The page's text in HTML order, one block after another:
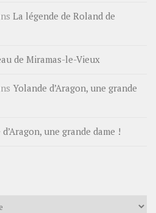
La légende de Roland de
de Miramas-le-Vieux
Yolande d’Aragon, une grande
une grande dame !